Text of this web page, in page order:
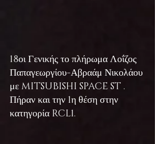
18οι Γενικής το πλήρωμα Λοΐζος
Παπαγεωργίου-Αβραάμ Νικολάου
με MITSUBISHI SPACE ST .
Πήραν και την 1η θέση στην
κατηγορία RCL1.